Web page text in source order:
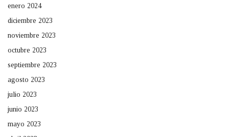
enero 2024
diciembre 2023
noviembre 2023
octubre 2023
septiembre 2023
agosto 2023
julio 2023
junio 2023
mayo 2023